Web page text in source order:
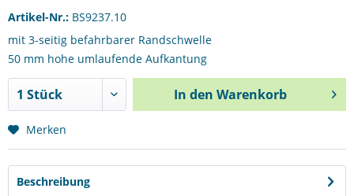
Artikel-Nr.: BS9237.10
mit 3-seitig befahrbarer Randschwelle
50 mm hohe umlaufende Aufkantung
In den Warenkorb
Merken
Beschreibung